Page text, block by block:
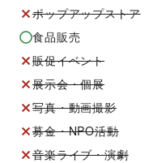
ポップアップストア
食品販売
販促イベント
展示会・個展
写真・動画撮影
募金・NPO活動
音楽ライブ・演劇